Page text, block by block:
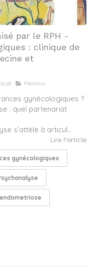
par le RPH -
: clinique de
et
Féminin
gynécologiques ?
: quel partenariat
s’attèle à articul...
Lire l'article
gynécologiques
endometriose